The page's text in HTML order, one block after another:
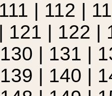
111 | 112 |
| 121 | 122 |
130 | 131 |
139 | 140 |